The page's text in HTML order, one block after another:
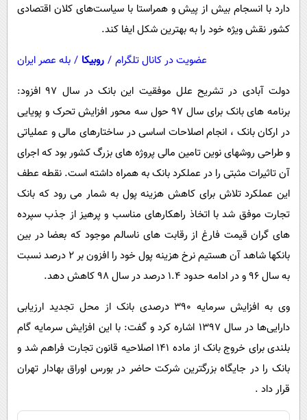
دارد با انسجام بیش از پیش و همراستا با سیاست‌های کلان اقتصادی
کشور نقش ویژه خود را به بهترین شکل ایفا کند.
عضویت در کانال تلگرام / روبیکا / بله عصر ایران
دولت آبادی در تشریح علل موفقیت این بانک در سال 97 افزود:
برنامه های بانک برای سال 97 حول سه محور افزایش تحرک و پویایی
در ارکان بانک ، انجام اصلاحات اساسی در ساختارهای مالی و عملیاتی
و طراحی روشهای نوین تامین مالی پروژه های بزرگ کشور بود که اجرای
آن تاثیرات مثبتی را در عملکرد بانک به همراه داشته است. نقطه عطف
این عملکرد تلاش برای کاهش هزینه پول به شمار می رود که بانک
تجارت موفق شد با اتخاذ راهکارهای مناسب و پرهیز از جذب سپرده
های گران قیمت فارغ از رقابت های ناسالم موجود که بعضا در بین
بانکها شاهد آن هستیم نرخ هزینه پول خود را افزون بر 2 درصد نسبت
به سال 96 و در ادامه حدود 1.4 درصد در سال 98 کاهش دهد.
وی به افزایش سرمایه 390 درصدی بانک از محل تجدید ارزیابی
دارایی‌ها در سال 1397 اشاره کرد و گفت: با این افزایش سرمایه گام
بلندی برای خروج بانک از ماده 141 اصلاحیه قانون تجارت فراهم شد و
بانک را در جایگاه بزرگترین شرکت حاضر در بورس اوراق بهادار تهران
قرار داد .